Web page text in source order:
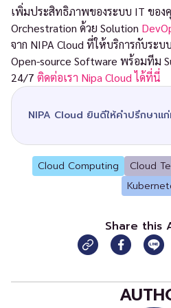
เพิ่มประสิทธิภาพของระบบ IT ของ
Orchestration ด้วย Solution
จาก NIPA Cloud ที่ให้บริการกับร
Open-source Software พร้อมทีม
24/7 ติดต่อเรา Nipa Cloud ได้ที่นี่
NIPA Cloud ยินดีให้คำปรึกษาแ
Cloud Computing Cloud
Share this